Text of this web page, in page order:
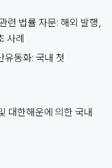
련 법률 자문: 해외 발행,
사례
유동화: 국내 첫
대한해운에 의한 국내